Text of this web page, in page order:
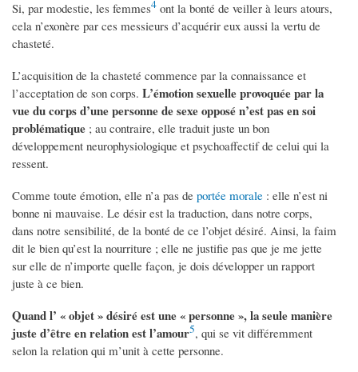
Si, par modestie, les femmes4 ont la bonté de veiller à leurs atours,
cela n’exonère par ces messieurs d’acquérir eux aussi la vertu de
chasteté.
L’acquisition de la chasteté commence par la connaissance et
l’acceptation de son corps. L’émotion sexuelle provoquée par la
vue du corps d’une personne de sexe opposé n’est pas en soi
problématique ; au contraire, elle traduit juste un bon
développement neurophysiologique et psychoaffectif de celui qui la
ressent.
Comme toute émotion, elle n’a pas de portée morale : elle n’est ni
bonne ni mauvaise. Le désir est la traduction, dans notre corps,
dans notre sensibilité, de la bonté de ce l’objet désiré. Ainsi, la faim
dit le bien qu’est la nourriture ; elle ne justifie pas que je me jette
sur elle de n’importe quelle façon, je dois développer un rapport
juste à ce bien.
Quand l’ « objet » désiré est une « personne », la seule manière
juste d’être en relation est l’amour5, qui se vit différemment
selon la relation qui m’unit à cette personne.